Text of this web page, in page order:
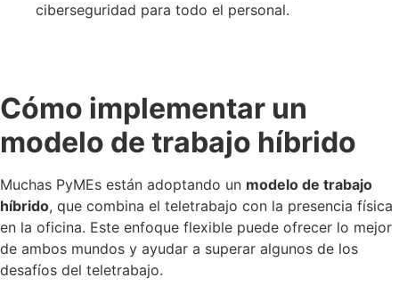
ciberseguridad para todo el personal.
Cómo implementar un
modelo de trabajo híbrido
Muchas PyMEs están adoptando un modelo de trabajo
híbrido, que combina el teletrabajo con la presencia física
en la oficina. Este enfoque flexible puede ofrecer lo mejor
de ambos mundos y ayudar a superar algunos de los
desafíos del teletrabajo.